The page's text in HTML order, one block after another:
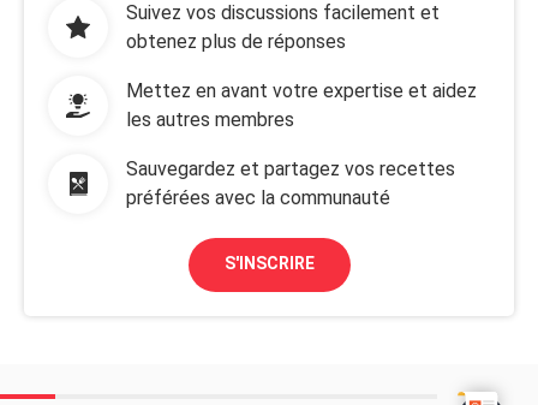
Suivez vos discussions facilement et
obtenez plus de réponses
Mettez en avant votre expertise et aidez
les autres membres
Sauvegardez et partagez vos recettes
préférées avec la communauté
S'INSCRIRE